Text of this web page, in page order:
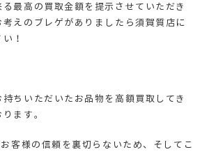
最高の買取金額を提示させていただき
考えのブレゲがありましたら須賀質店に
！
ちいただいたお品物を高額買取してき
ます。
客様の信頼を裏切らないため、そしてこ